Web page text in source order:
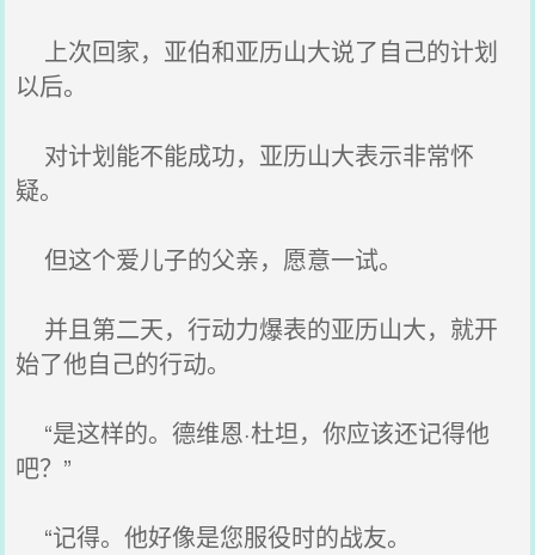
上次回家，亚伯和亚历山大说了自己的计划
以后。
对计划能不能成功，亚历山大表示非常怀
疑。
但这个爱儿子的父亲，愿意一试。
并且第二天，行动力爆表的亚历山大，就开
始了他自己的行动。
“是这样的。德维恩·杜坦，你应该还记得他
吧？”
“记得。他好像是您服役时的战友。